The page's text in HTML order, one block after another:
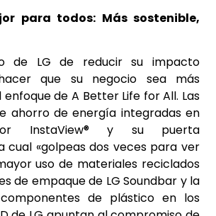
para todos: Más sostenible,
de LG de reducir su impacto
que su negocio sea más
de A Better Life for All. Las
ahorro de energía integradas en
InstaView® y su puerta
cual «golpeas dos veces para ver
uso de materiales reciclados
de empaque de LG Soundbar y la
de plástico en los